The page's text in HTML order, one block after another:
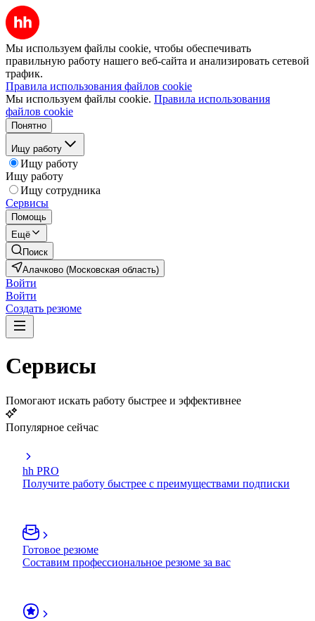
Мы используем файлы cookie, чтобы обеспечивать
правильную работу нашего веб-сайта и анализировать сетевой
трафик.
Правила использования файлов cookie
Мы используем файлы cookie. Правила использования
файлов cookie
Понятно
Ищу работу
Ищу работу
Ищу работу
Ищу сотрудника
Сервисы
Помощь
Ещё
Поиск
Алачково (Московская область)
Войти
Войти
Создать резюме
Сервисы
Помогают искать работу быстрее и эффективнее
Популярное сейчас
hh PRO
Получите работу быстрее с преимуществами подписки
Готовое резюме
Составим профессиональное резюме за вас